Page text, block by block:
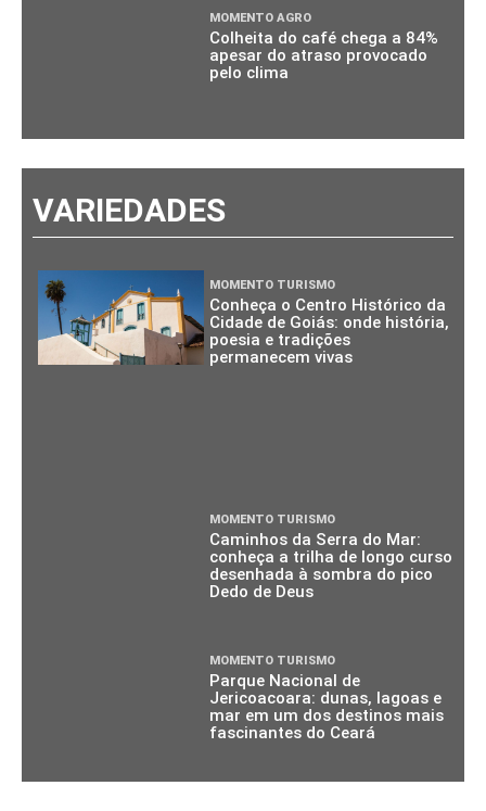
MOMENTO AGRO
Colheita do café chega a 84%
apesar do atraso provocado
pelo clima
VARIEDADES
MOMENTO TURISMO
Conheça o Centro Histórico da
Cidade de Goiás: onde história,
poesia e tradições
permanecem vivas
MOMENTO TURISMO
Caminhos da Serra do Mar:
conheça a trilha de longo curso
desenhada à sombra do pico
Dedo de Deus
MOMENTO TURISMO
Parque Nacional de
Jericoacoara: dunas, lagoas e
mar em um dos destinos mais
fascinantes do Ceará